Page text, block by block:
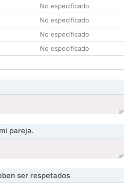
No especificado
No especificado
No especificado
No especificado
pareja.
ser respetados